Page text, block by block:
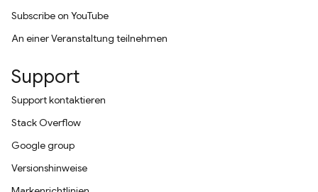
Subscribe on YouTube
An einer Veranstaltung teilnehmen
Support
Support kontaktieren
Stack Overflow
Google group
Versionshinweise